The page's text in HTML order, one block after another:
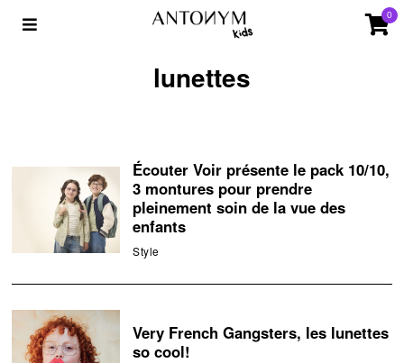
0
lunettes
Écouter Voir présente le pack 10/10,
3 montures pour prendre
pleinement soin de la vue des
enfants
Style
Very French Gangsters, les lunettes
so cool!